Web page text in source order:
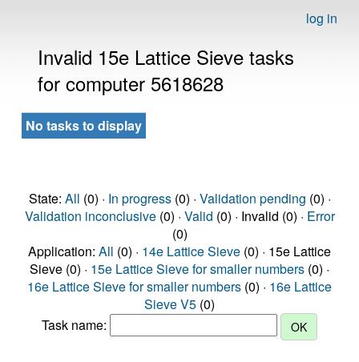
log in
Invalid 15e Lattice Sieve tasks
for computer 5618628
No tasks to display
State: All (0) · In progress(0) · Validation pending (0) ·
Validation inconclusive(0) · Valid (0) · Invalid (0) · Error
(0)
Application: All (0) · 14e Lattice Sieve (0) · 15e Lattice
Sieve (0) · 15e Lattice Sieve for smaller numbers (0) ·
16e Lattice Sieve for smaller numbers (0) · 16e Lattice
Sieve V5 (0)
Task name: